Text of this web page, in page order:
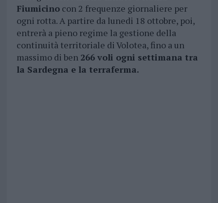
Fiumicinocon 2 frequenze giornaliere per
ogni rotta. A partire da lunedi 18 ottobre, poi,
entrerà a pieno regime la gestione della
continuità territoriale di Volotea, fino a un
massimo di ben 266 voli ogni settimana tra
la Sardegna e la terraferma.